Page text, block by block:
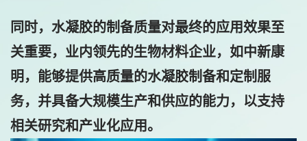
同时，水凝胶的制备质量对最终的应用效果至
关重要，业内领先的生物材料企业，如中新康
明，能够提供高质量的水凝胶制备和定制服
务，并具备大规模生产和供应的能力，以支持
相关研究和产业化应用。